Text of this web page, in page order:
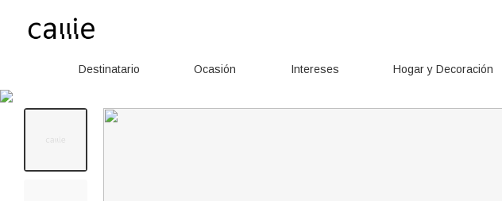
Destinatario Ocasión Intereses Hogar y Decoración